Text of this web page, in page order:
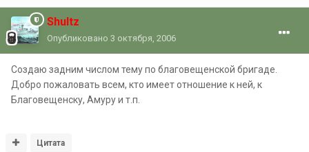
Shultz
Опубликовано 3 октября, 2006
Создаю задним числом тему по благовещенской бригаде.
Добро пожаловать всем, кто имеет отношение к ней, к
Благовещенску, Амуру и т.п.
Цитата